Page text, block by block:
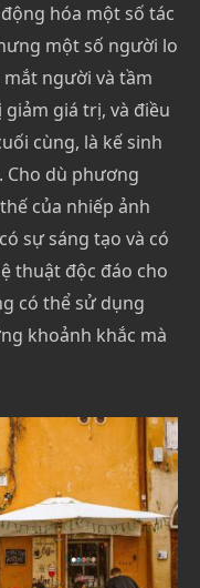
hóa một số tác
một số người lo
người và tầm
giá trị, và điều
cùng, là kế sinh
Cho dù phương
của nhiếp ảnh
sự sáng tạo và có
thuật độc đáo cho
có thể sử dụng
khoảnh khắc mà